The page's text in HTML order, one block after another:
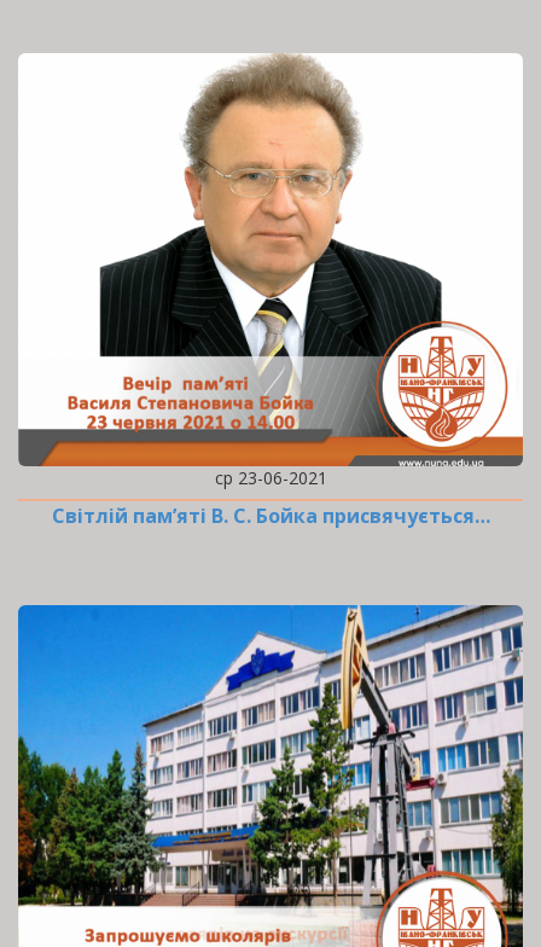
ср 23-06-2021
Cвітлій пам’яті В. С. Бойка присвячується…